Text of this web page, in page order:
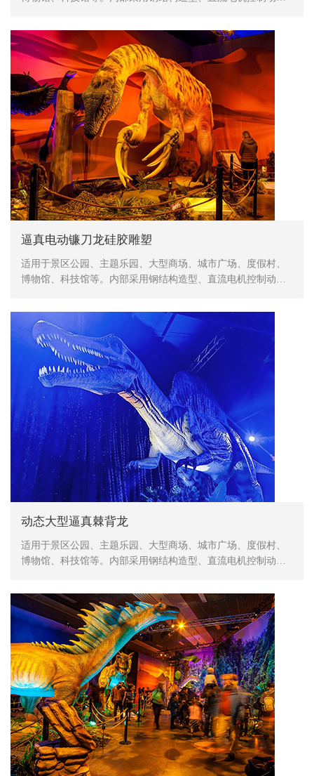
色彩，产品形象生动、逼真，动作灵活、自然，防水，防火，
防冻，抗高温
逼真电动镰刀龙硅胶雕塑
适用于景区公园、主题乐园、大型商场、城市广场、度假村、
博物馆、科技馆等。内部采用钢结构造型、直流电机控制动
色彩，产品形象生动、逼真，动作灵活、自然，防水，防火，
防冻，抗高温
动态大型逼真棘背龙
适用于景区公园、主题乐园、大型商场、城市广场、度假村、
博物馆、科技馆等。内部采用钢结构造型、直流电机控制动
色彩，产品形象生动、逼真，动作灵活、自然，防水，防火，
防冻，抗高温